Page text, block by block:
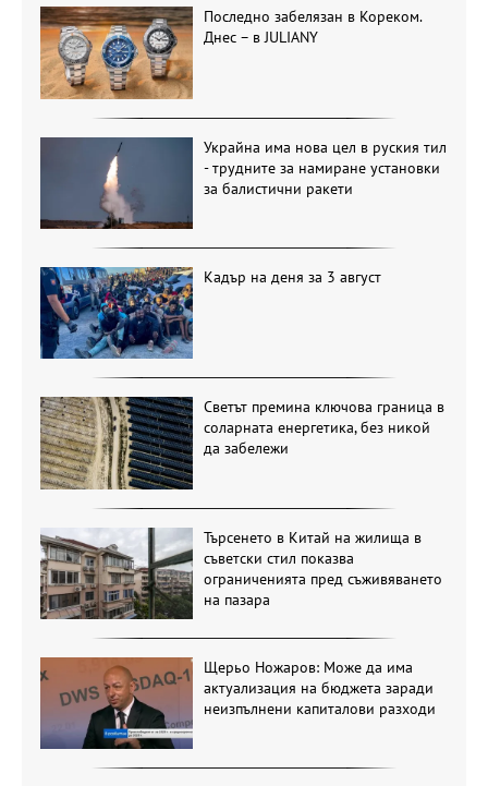
Последно забелязан в Кореком.
Днес – в JULIANY
Украйна има нова цел в руския тил
- трудните за намиране установки
за балистични ракети
Кадър на деня за 3 август
Светът премина ключова граница в
соларната енергетика, без никой
да забележи
Търсенето в Китай на жилища в
съветски стил показва
ограниченията пред съживяването
на пазара
Щерьо Ножаров: Може да има
актуализация на бюджета заради
неизпълнени капиталови разходи